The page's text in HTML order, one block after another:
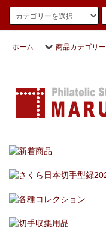
ホーム 商品カテゴリー